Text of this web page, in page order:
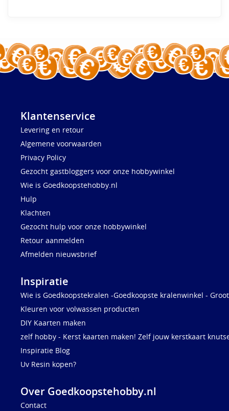
Klantenservice
Levering en retour
Algemene voorwaarden
Privacy Policy
Gezocht gastbloggers voor onze hobbywinkel
Wie is Goedkoopstehobby.nl
Hulp
Klachten
Gezocht hulp voor onze hobbywinkel
Retour aanmelden
Afmelden nieuwsbrief
Inspiratie
Wie is Goedkoopstekralen -Goedkoopste kralenwinkel -
Kleuren voor volwassen producten
DIY Kaarten maken
zelf hobby - Kerst kaarten maken! Zelf jouw kerstkaart
Inspiratie Blog
Uv Resin kopen?
Over Goedkoopstehobby.nl
Contact